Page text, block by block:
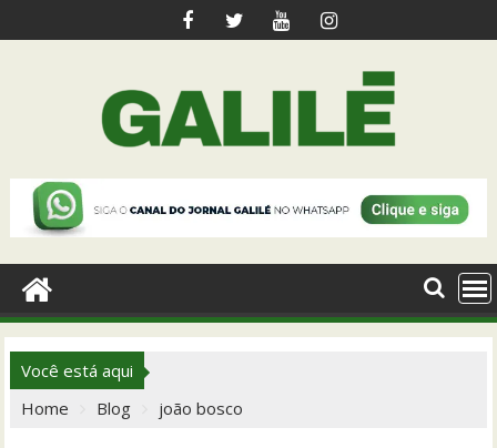
to
Você está aqui
Home
Blog joão bosco